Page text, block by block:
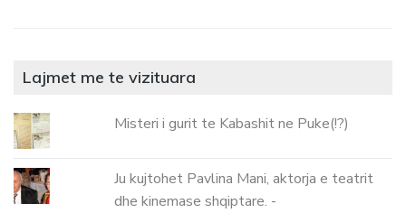
Lajmet me te vizituara
Misteri i gurit te Kabashit ne Puke(!?)
Ju kujtohet Pavlina Mani, aktorja e teatrit
dhe kinemase shqiptare. -